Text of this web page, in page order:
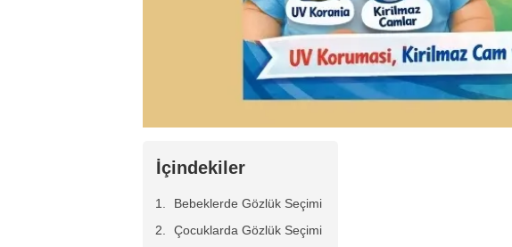
İçindekiler
Bebeklerde Gözlük Seçimi
Çocuklarda Gözlük Seçimi